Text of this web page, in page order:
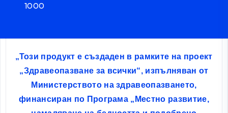
1000
„Този продукт е създаден в рамките на проект
„Здравеопазване за всички“, изпълняван от
Министерството на здравеопазването,
финансиран по Програма „Местно развитие,